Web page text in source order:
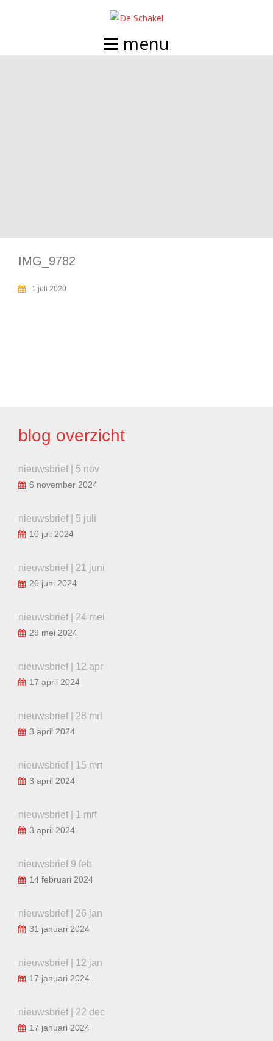
IMG_9782
1 juli 2020
blog overzicht
nieuwsbrief | 5 nov
6 november 2024
nieuwsbrief | 5 juli
10 juli 2024
nieuwsbrief | 21 juni
26 juni 2024
nieuwsbrief | 24 mei
29 mei 2024
nieuwsbrief | 12 apr
17 april 2024
nieuwsbrief | 28 mrt
3 april 2024
nieuwsbrief | 15 mrt
3 april 2024
nieuwsbrief | 1 mrt
3 april 2024
nieuwsbrief 9 feb
14 februari 2024
nieuwsbrief | 26 jan
31 januari 2024
nieuwsbrief | 12 jan
17 januari 2024
nieuwsbrief | 22 dec
17 januari 2024